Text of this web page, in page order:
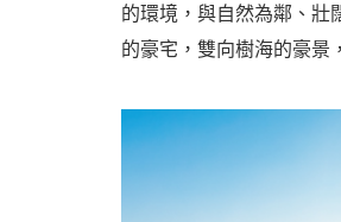
的環境，與自然為鄰、壯
的豪宅，雙向樹海的豪景